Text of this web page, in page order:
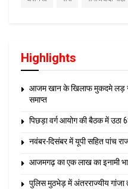
Highlights
आजम खान के खिलाफ मुकदमे लड़
समाप्त
पिछड़ा वर्ग आयोग की बैठक में उठा
नवंबर-दिसंबर में यूपी सहित पांच
आजमगढ़ का एक लाख का इनामी
पुलिस मुठभेड़ में अंतरराज्यीय